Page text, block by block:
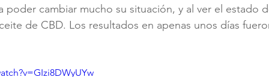
poder cambiar mucho su situación, y al ver el estado
de CBD. Los resultados en apenas unos días